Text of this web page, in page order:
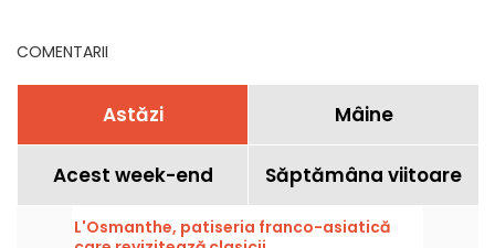
COMENTARII
Astăzi Mâine
Acest week-end Săptămâna viitoare
L'Osmanthe, patiseria franco-asiatică